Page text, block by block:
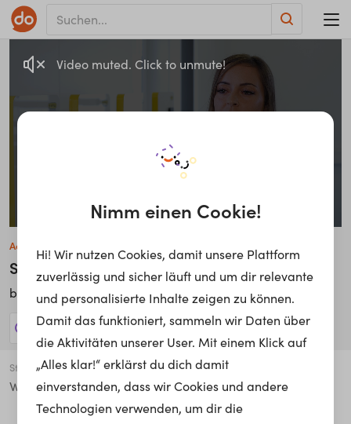
Video muted. Click to unmute!
Adrienn Marczali
Strategische Einkäuferin•Materialwirtschaft
bei EVVA Sicherheits­techno­logie
21 Jobs anzeigen!
Stadt
Wien
Nimm einen Cookie!
Hi! Wir nutzen Cookies, damit unsere Plattform
zuverlässig und sicher läuft und um dir relevante
und personalisierte Inhalte zeigen zu können.
Damit das funktioniert, sammeln wir Daten über
die Aktivitäten unserer User. Mit einem Klick auf
„Alles klar!“ erklärst du dich damit
einverstanden, dass wir Cookies und andere
Technologien verwenden, um dir die